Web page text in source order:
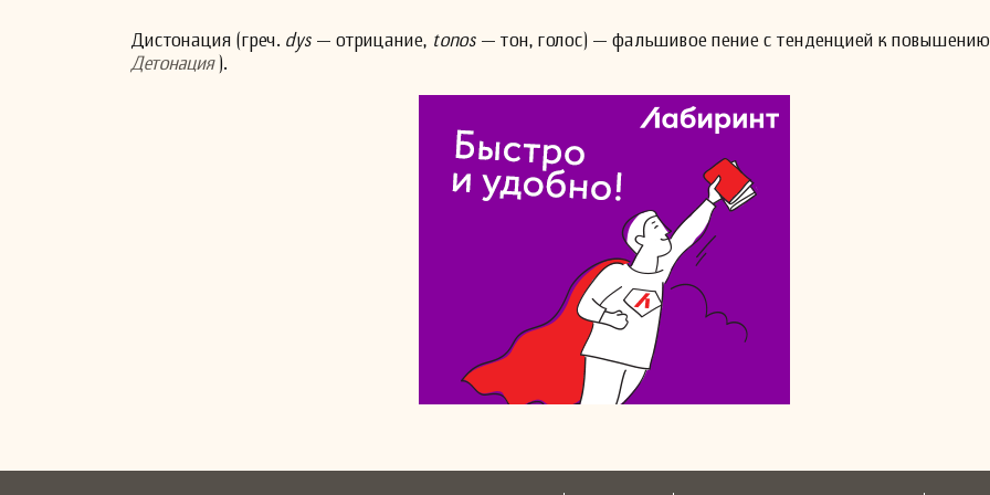
Дистонация (греч. dys— отрицание, tonos— тон, голос) — фальшивое пение с тенденцией к
Детонация ).